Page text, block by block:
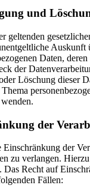
und
geltenden
Auskunft
Daten,
der
Löschung dieser
der
Einschränkung der
zu verlangen.
Das Recht auf
Fällen: